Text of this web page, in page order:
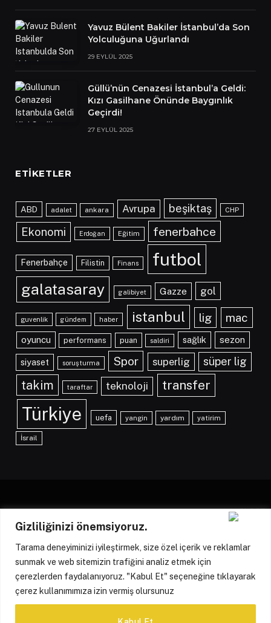
Gizliliğinizi önemsiyoruz.
Tarama deneyiminizi iyileştirmek, size özel içerik ve reklamlar
sunmak ve web sitemizin trafiğini analiz etmek için
çerezlerden faydalanıyoruz. "Kabul Et" seçeneğine tıklayarak
çerez kullanımımıza izin vermiş olursunuz
Yavuz Bülent Bakiler İstanbul’da Son
Yolculuğuna Uğurlandı
29 EYLÜL 2025
Güllü’nün Cenazesi İstanbul’a Geldi:
Kızı Gasilhane Önünde Baygınlık
Geçirdi!
27 EYLÜL 2025
ETIKETLER
ABD adalet ankara Avrupa beşiktaş CHP
Ekonomi Erdoğan Eğitim fenerbahce
Fenerbahçe Filistin Finans futbol
galatasaray galibiyet Gazze gol
guvenlik gündem haber istanbul lig mac
oyuncu performans puan saldiri sağlık sezon
siyaset soruşturma Spor superlig süper lig
takim taraftar teknoloji transfer
Türkiye uefa yangin yardım yatirim
İsrail
Facebook
X
HAKKIMIZDA KÜNYE İLETIŞIM
YAZARLARIMIZ
REKLAM POLITIKASI
GIZLILIK POLITIKASI
ÇEREZ POLITIKASI